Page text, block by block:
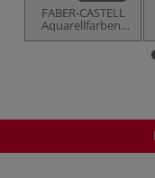
FABER-CASTELL
Aquarellfarben-
Sets